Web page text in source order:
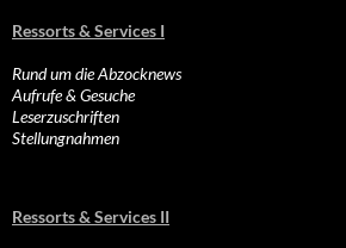
Ressorts & Services I
Rund um die Abzocknews
Aufrufe & Gesuche
Leserzuschriften
Stellungnahmen
Ressorts & Services II